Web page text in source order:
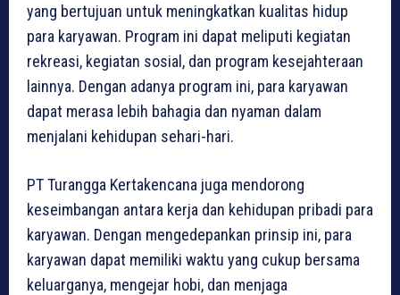
yang bertujuan untuk meningkatkan kualitas hidup
para karyawan. Program ini dapat meliputi kegiatan
rekreasi, kegiatan sosial, dan program kesejahteraan
lainnya. Dengan adanya program ini, para karyawan
dapat merasa lebih bahagia dan nyaman dalam
menjalani kehidupan sehari-hari.
PT Turangga Kertakencana juga mendorong
keseimbangan antara kerja dan kehidupan pribadi para
karyawan. Dengan mengedepankan prinsip ini, para
karyawan dapat memiliki waktu yang cukup bersama
keluarganya, mengejar hobi, dan menjaga